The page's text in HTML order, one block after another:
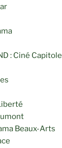
: Ciné Capitole
Beaux-Arts